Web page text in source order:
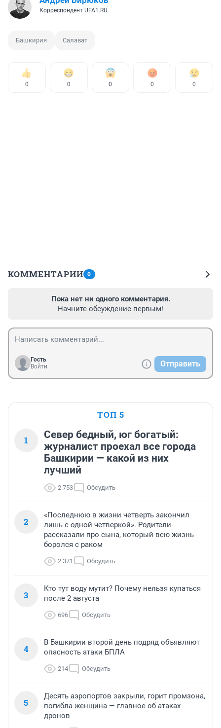
Корреспондент UFA1.RU
Башкирия Салават
0 0 0 0 0
КОММЕНТАРИИ 0
Пока нет ни одного комментария.
Начните обсуждение первым!
Гость
Войти
Отправить
ТОП 5
1
Север бедный, юг богатый:
журналист проехал все города
Башкирии — какой из них
лучший
2 753 Обсудить
2
«Последнюю в жизни четверть закончил
лишь с одной четверкой». Родители
рассказали про сына, который всю жизнь
боролся с раком
2 371 Обсудить
3
Кто тут воду мутит? Почему нельзя купаться
после 2 августа
696 Обсудить
4
В Башкирии второй день подряд объявляют
опасность атаки БПЛА
214 Обсудить
5
Десять аэропортов закрыли, горит промзона,
погибла женщина — главное об атаках
дронов